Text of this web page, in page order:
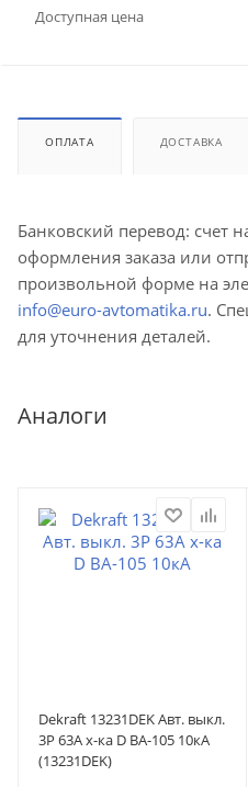
Доступная цена
ОПЛАТА ДОСТАВКА
Банковский перевод: счет
оформления заказа или
произвольной форме на
info@euro-avtomatika.ru.
для уточнения деталей.
Аналоги
Dekraft 13231DEK Авт. выкл.
3P 63A х-ка D ВА-105 10кА
(13231DEK)